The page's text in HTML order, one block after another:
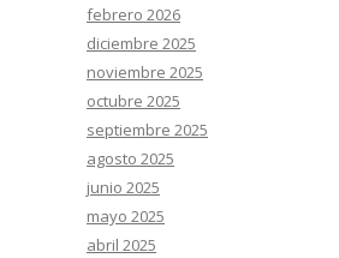
febrero 2026
diciembre 2025
noviembre 2025
octubre 2025
septiembre 2025
agosto 2025
junio 2025
mayo 2025
abril 2025